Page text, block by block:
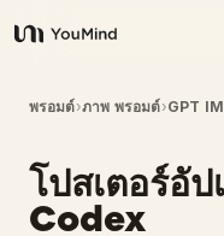
YouMind
ภาพรวม
กรณีการใช้งาน
พรอมต์›ภาพ พรอมต์›GPT
โปสเตอร์อั
Codex